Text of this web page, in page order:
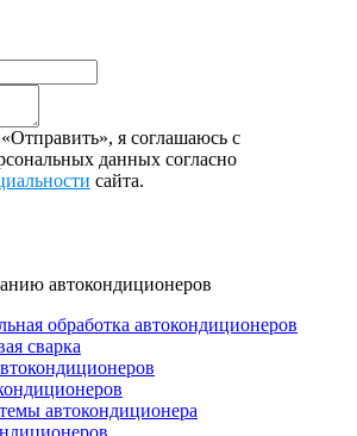
я соглашаюсь с
данных согласно
сайта.
автокондиционеров
обработка автокондиционеров
сварка
автокондиционера